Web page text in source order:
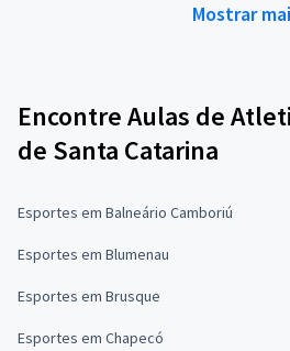
Mostrar
Encontre Aulas de
de Santa Catarina
Esportes em Balneário Camboriú
Esportes em Blumenau
Esportes em Brusque
Esportes em Chapecó